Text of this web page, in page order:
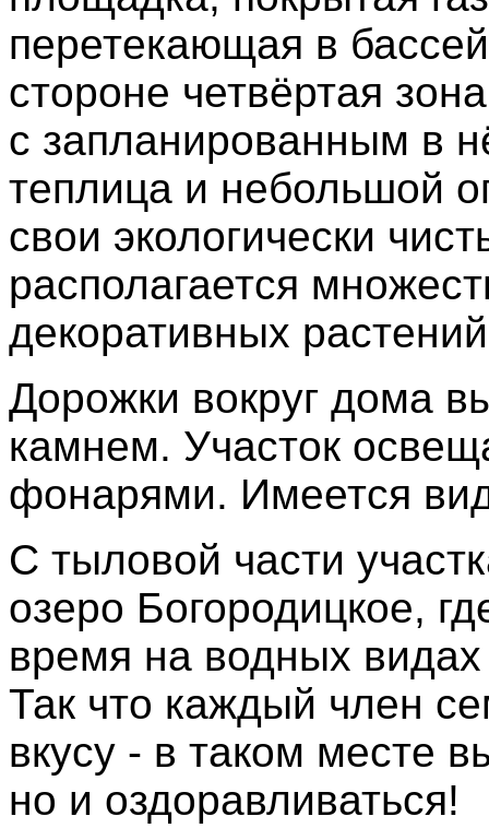
перетекающая в
стороне четвёртая
с запланированным в
теплица и небольшой
свои экологически
располагается
декоративных
Дорожки вокруг дома
камнем. Участок
фонарями. Имеется
С тыловой части
озеро Богородицкое,
время на водных
Так что каждый член
вкусу - в таком месте
но и оздоравливаться!